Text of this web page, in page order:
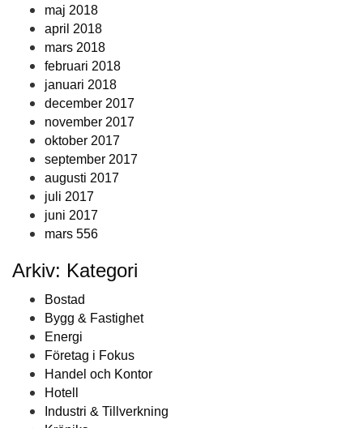
maj 2018
april 2018
mars 2018
februari 2018
januari 2018
december 2017
november 2017
oktober 2017
september 2017
augusti 2017
juli 2017
juni 2017
mars 556
Arkiv: Kategori
Bostad
Bygg & Fastighet
Energi
Företag i Fokus
Handel och Kontor
Hotell
Industri & Tillverkning